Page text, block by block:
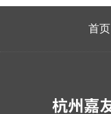
首页